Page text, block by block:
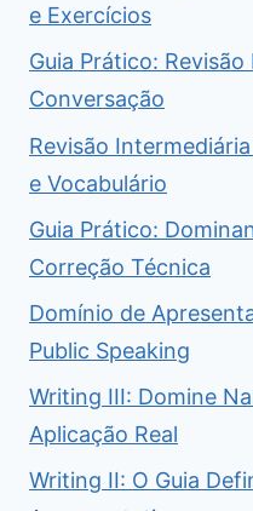
e Exercícios
Guia Prático:
Conversação
Revisão
e Vocabulário
Guia Prático:
Correção Técnica
Domínio de
Public Speaking
Writing III: Domine
Aplicação Real
Writing II: O Guia